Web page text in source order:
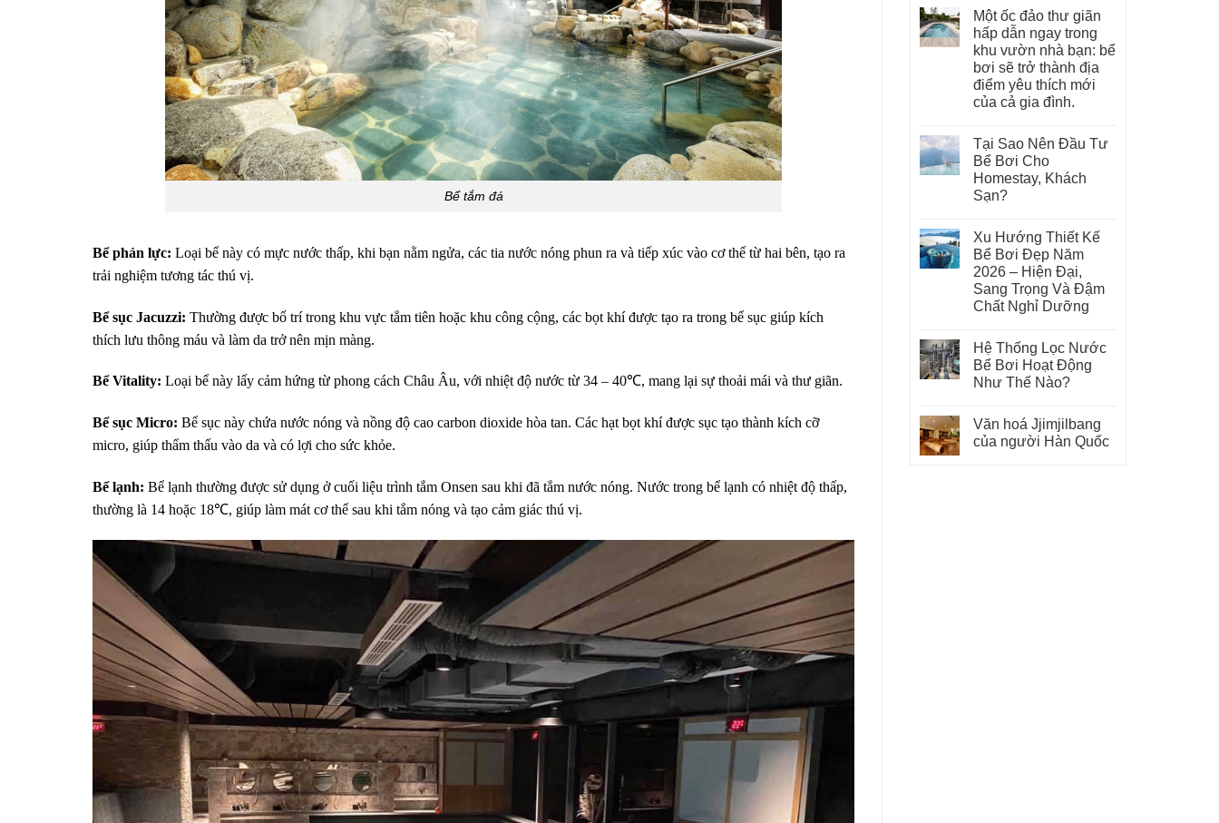
Bể tắm đá
Bể phản lực: Loại bể này có mực nước thấp, khi bạn nằm ngửa, các tia nước nóng phun ra và tiếp xúc vào cơ thể từ hai bên, tạo ra
trải nghiệm tương tác thú vị.
Bể sục Jacuzzi: Thường được bố trí trong khu vực tắm tiên hoặc khu công cộng, các bọt khí được tạo ra trong bể sục giúp kích
thích lưu thông máu và làm da trở nên mịn màng.
Bể Vitality: Loại bể này lấy cảm hứng từ phong cách Châu Âu, với nhiệt độ nước từ 34 – 40℃, mang lại sự thoải mái và thư giãn.
Bể sục Micro: Bể sục này chứa nước nóng và nồng độ cao carbon dioxide hòa tan. Các hạt bọt khí được sục tạo thành kích cỡ
micro, giúp thẩm thấu vào da và có lợi cho sức khỏe.
Bể lạnh: Bể lạnh thường được sử dụng ở cuối liệu trình tắm Onsen sau khi đã tắm nước nóng. Nước trong bể lạnh có nhiệt độ thấp,
thường là 14 hoặc 18℃, giúp làm mát cơ thể sau khi tắm nóng và tạo cảm giác thú vị.
Một ốc đảo thư giãn
hấp dẫn ngay trong
khu vườn nhà bạn: bể
bơi sẽ trở thành địa
điểm yêu thích mới
của cả gia đình.
Tại Sao Nên Đầu Tư
Bể Bơi Cho
Homestay, Khách
Sạn?
Xu Hướng Thiết Kế
Bể Bơi Đẹp Năm
2026 – Hiện Đại,
Sang Trọng Và Đậm
Chất Nghỉ Dưỡng
Hệ Thống Lọc Nước
Bể Bơi Hoạt Động
Như Thế Nào?
Văn hoá Jjimjilbang
của người Hàn Quốc